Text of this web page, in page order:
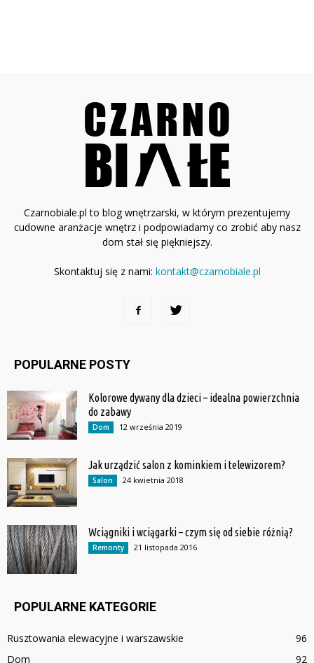
Czarnobiale.pl to blog wnętrzarski, w którym prezentujemy
cudowne aranżacje wnętrz i podpowiadamy co zrobić aby nasz
dom stał się piękniejszy.
Skontaktuj się z nami: kontakt@czarnobiale.pl
POPULARNE POSTY
Kolorowe dywany dla dzieci – idealna powierzchnia
do zabawy
Dom 12 września 2019
Jak urządzić salon z kominkiem i telewizorem?
Salon 24 kwietnia 2018
Wciągniki i wciągarki – czym się od siebie różnią?
Remonty 21 listopada 2016
POPULARNE KATEGORIE
Rusztowania elewacyjne i warszawskie
96
Dom
92